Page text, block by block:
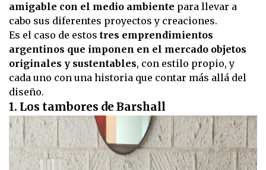
amigable con el medio ambiente para llevar a
cabo sus diferentes proyectos y creaciones.
Es el caso de estos tres emprendimientos
argentinos que imponen en el mercado objetos
originales y sustentables, con estilo propio, y
cada uno con una historia que contar más allá del
diseño.
1. Los tambores de Barshall